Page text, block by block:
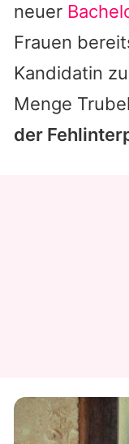
neuer
Frauen
Kandidatin
Menge
der